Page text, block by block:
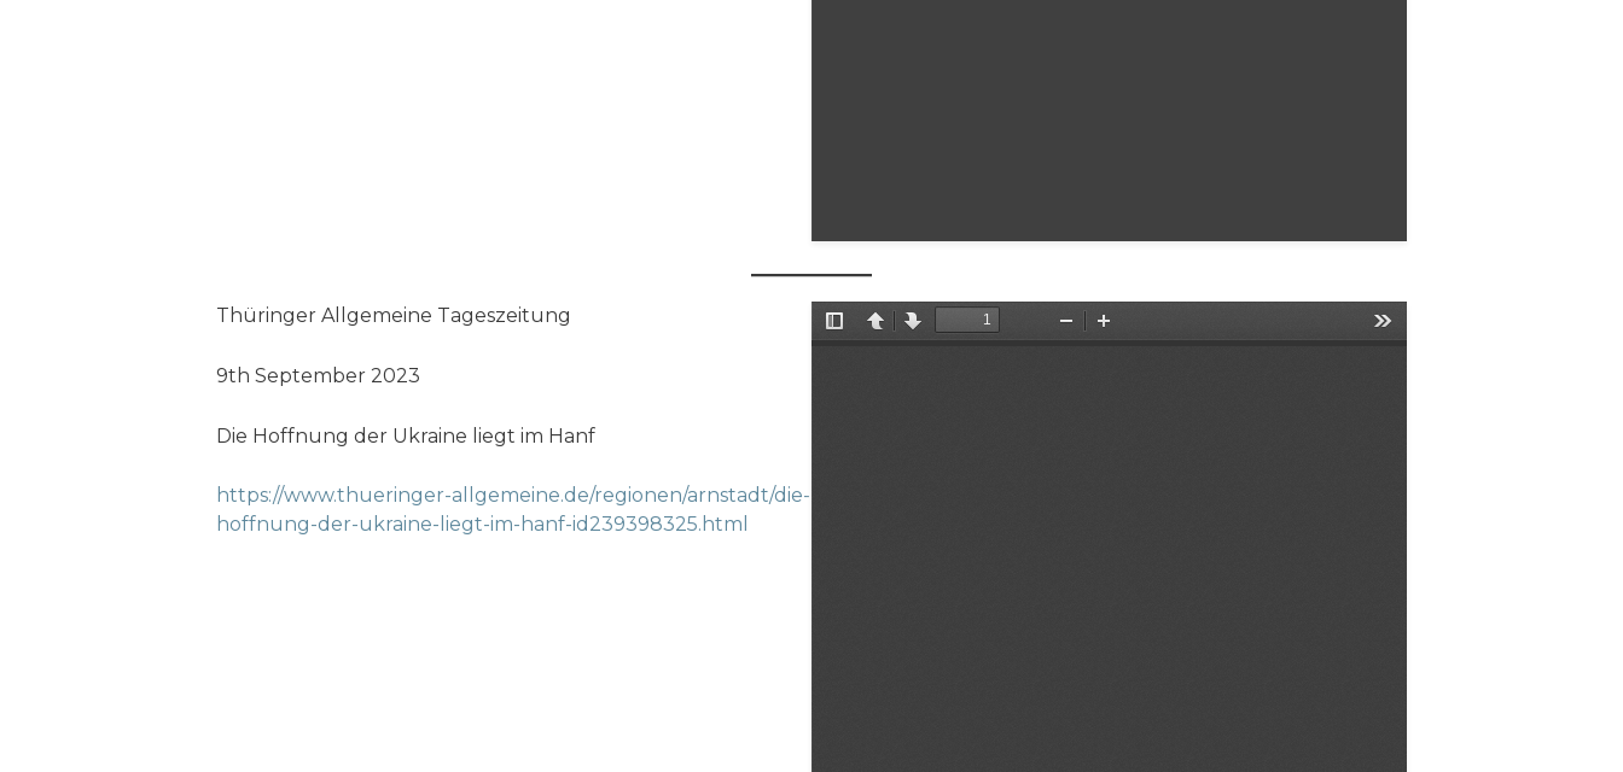
Thüringer Allgemeine Tageszeitung
9th September 2023
Die Hoffnung der Ukraine liegt im Hanf
https://www.thueringer-allgemeine.de/regionen/arnstadt/die-
hoffnung-der-ukraine-liegt-im-hanf-id239398325.html